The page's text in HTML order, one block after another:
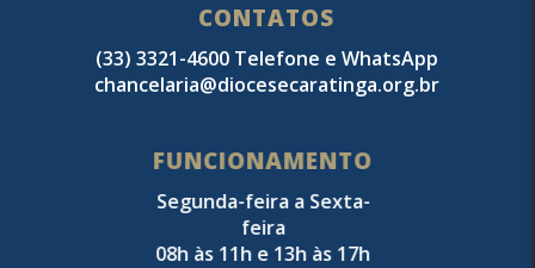
CONTATOS
(33) 3321-4600 Telefone e WhatsApp
chancelaria@diocesecaratinga.org.br
FUNCIONAMENTO
Segunda-feira a Sexta-
feira
08h às 11h e 13h às 17h